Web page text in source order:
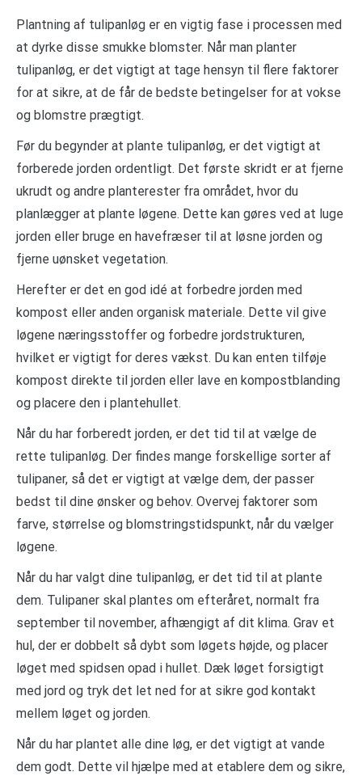
Plantning af tulipanløg er en vigtig fase i processen med
at dyrke disse smukke blomster. Når man planter
tulipanløg, er det vigtigt at tage hensyn til flere faktorer
for at sikre, at de får de bedste betingelser for at vokse
og blomstre prægtigt.
Før du begynder at plante tulipanløg, er det vigtigt at
forberede jorden ordentligt. Det første skridt er at fjerne
ukrudt og andre planterester fra området, hvor du
planlægger at plante løgene. Dette kan gøres ved at luge
jorden eller bruge en havefræser til at løsne jorden og
fjerne uønsket vegetation.
Herefter er det en god idé at forbedre jorden med
kompost eller anden organisk materiale. Dette vil give
løgene næringsstoffer og forbedre jordstrukturen,
hvilket er vigtigt for deres vækst. Du kan enten tilføje
kompost direkte til jorden eller lave en kompostblanding
og placere den i plantehullet.
Når du har forberedt jorden, er det tid til at vælge de
rette tulipanløg. Der findes mange forskellige sorter af
tulipaner, så det er vigtigt at vælge dem, der passer
bedst til dine ønsker og behov. Overvej faktorer som
farve, størrelse og blomstringstidspunkt, når du vælger
løgene.
Når du har valgt dine tulipanløg, er det tid til at plante
dem. Tulipaner skal plantes om efteråret, normalt fra
september til november, afhængigt af dit klima. Grav et
hul, der er dobbelt så dybt som løgets højde, og placer
løget med spidsen opad i hullet. Dæk løget forsigtigt
med jord og tryk det let ned for at sikre god kontakt
mellem løget og jorden.
Når du har plantet alle dine løg, er det vigtigt at vande
dem godt. Dette vil hjælpe med at etablere dem og sikre,